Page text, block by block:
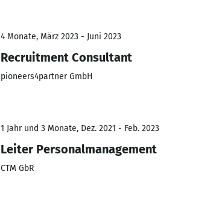
4 Monate, März 2023 - Juni 2023
Recruitment Consultant
pioneers4partner GmbH
1 Jahr und 3 Monate, Dez. 2021 - Feb. 2023
Leiter Personalmanagement
CTM GbR